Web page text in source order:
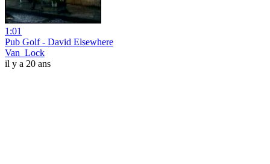
1:01
Pub Golf - David Elsewhere
Van_Lock
il y a 20 ans